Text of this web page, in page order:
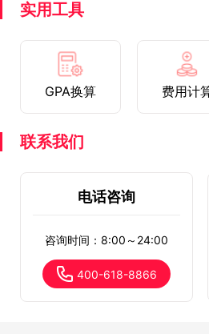
实用工具
GPA换算 费用计
联系我们
电话咨询
咨询时间：8:00～24:00
400-618-8866